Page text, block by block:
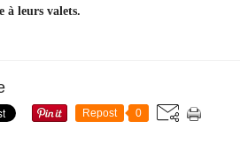
à leurs valets.
Repost 0